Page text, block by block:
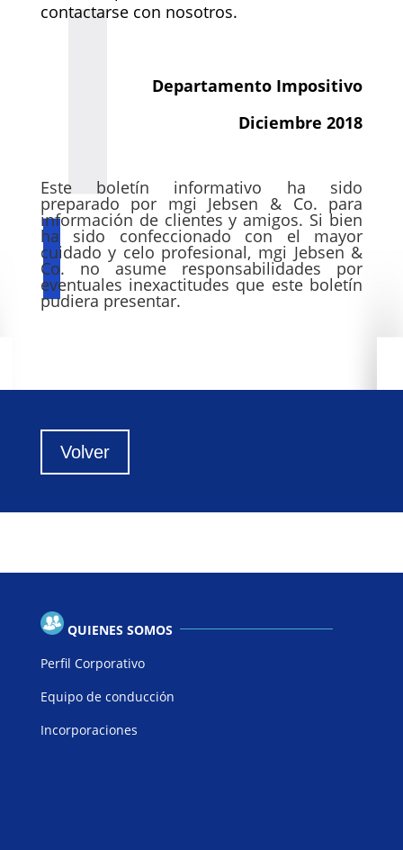
contactarse con nosotros.
Departamento Impositivo
Diciembre 2018
Este boletín informativo ha sido
preparado por mgi Jebsen & Co. para
información de clientes y amigos. Si bien
ha sido confeccionado con el mayor
cuidado y celo profesional, mgi Jebsen &
Co. no asume responsabilidades por
eventuales inexactitudes que este boletín
pudiera presentar.
Volver
QUIENES SOMOS
Perfil Corporativo
Equipo de conducción
Incorporaciones